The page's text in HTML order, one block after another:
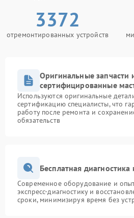
3372
отремонтированных устройств
Оригинальные запчасти
сертифицированные
Используются оригинальные
сертификацию специалисты, что
работу после ремонта и
обязательств
Бесплатная
Современное оборудование и
экспресс-диагностику и
сроки, минимизируя время без